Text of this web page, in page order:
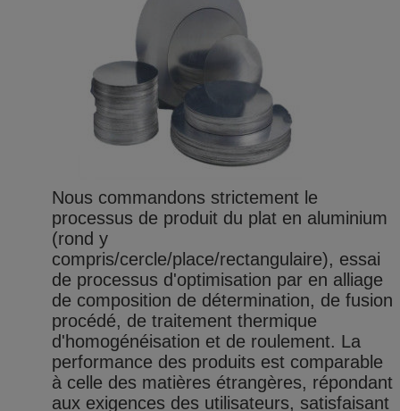
Nous commandons strictement le
processus de produit du plat en aluminium
(rond y
compris/cercle/place/rectangulaire), essai
de processus d'optimisation par en alliage
de composition de détermination, de fusion
procédé, de traitement thermique
d'homogénéisation et de roulement. La
performance des produits est comparable
à celle des matières étrangères, répondant
aux exigences des utilisateurs, satisfaisant